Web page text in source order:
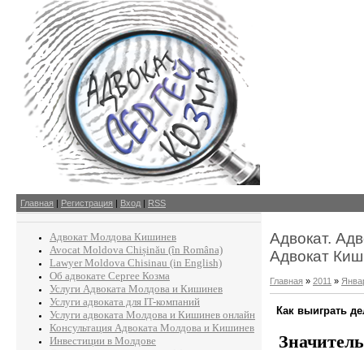
Главная | Регистрация | Вход | RSS
Адвокат Молдова Кишинев
Avocat Moldova Chișinău (în Româna)
Lawyer Moldova Chisinau (in English)
Об адвокате Сергее Козма
Услуги Адвоката Молдова и Кишинев
Услуги адвоката для IT-компаний
Услуги адвоката Молдова и Кишинев онлайн
Консультация Адвоката Молдова и Кишинев
Инвестиции в Молдове
Адвокат.
Адвокат
Главная » 2011 »
Как выиграть